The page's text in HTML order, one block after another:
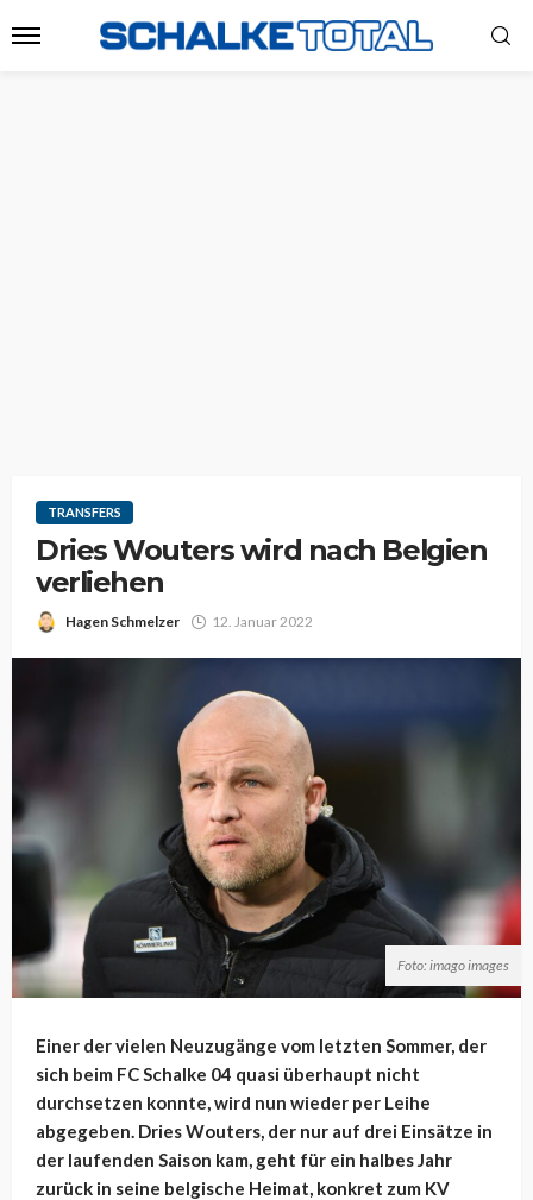
TRANSFERS
Dries Wouters wird nach Belgien
verliehen
Hagen Schmelzer 12. Januar 2022
Foto: imago images
Einer der vielen Neuzugänge vom letzten Sommer, der
sich beim FC Schalke 04 quasi überhaupt nicht
durchsetzen konnte, wird nun wieder per Leihe
abgegeben. Dries Wouters, der nur auf drei Einsätze in
der laufenden Saison kam, geht für ein halbes Jahr
zurück in seine belgische Heimat, konkret zum KV